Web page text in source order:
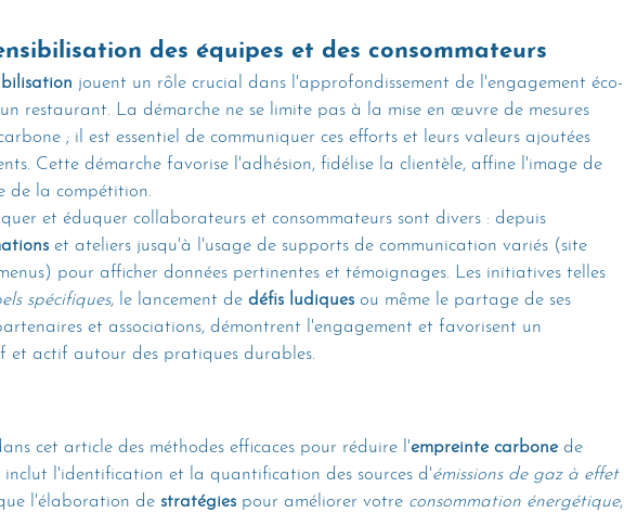
des équipes et des consommateurs
jouent un rôle crucial dans l'approfondissement de l'engagement éco-
restaurant. La démarche ne se limite pas à la mise en œuvre de mesures
; il est essentiel de communiquer ces efforts et leurs valeurs ajoutées
Cette démarche favorise l'adhésion, fidélise la clientèle, affine l'image de
de la compétition.
et éduquer collaborateurs et consommateurs sont divers : depuis
et ateliers jusqu'à l'usage de supports de communication variés (site
pour afficher données pertinentes et témoignages. Les initiatives telles
spécifiques, le lancement de défis ludiques ou même le partage de ses
et associations, démontrent l'engagement et favorisent un
et actif autour des pratiques durables.
cet article des méthodes efficaces pour réduire l'empreinte carbone de
l'identification et la quantification des sources d'émissions de gaz à effet
l'élaboration de stratégies pour améliorer votre consommation énergétique,